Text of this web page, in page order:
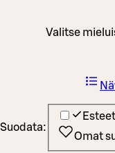
Valitse
Suodata:
Omat